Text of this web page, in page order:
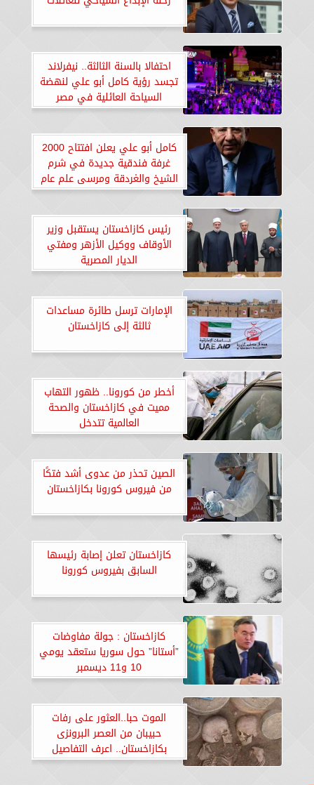
احتفالا بالسنة الثالثة.. نيفرلاند
تجسد رؤية كامل أبو علي لنهضة
السياحة العائلية في مصر
كامل أبو علي يعلن افتتاح 2000
غرفة فندقية جديدة في شرم
الشيخ والغردقة ومرسى علم عام
2026
رئيس كازاخستان يستقبل وزير
الأوقاف ووكيل الأزهر ومفتي
الديار المصرية
الإمارات ترسل طائرة مساعدات
ثالثة إلى كازاخستان
أخطر من كورونا.. ظهور التهاب
مميت في كازاخستان والصحة
العالمية تتدخل
الصين تحذر من عدوى أشد فتكًا
من فيروس كورونا بكازاخستان
كازاخستان تعلن إصابة رئيسها
السابق بفيروس كورونا
كازاخستان : جولة مفاوضات
”أستانا” حول سوريا ستعقد يومي
10 و11 ديسمبر
الموت حبا..العثور على رفات
حبيبان من العصر البرونزى
بكازاخستان.. اعرف التفاصيل